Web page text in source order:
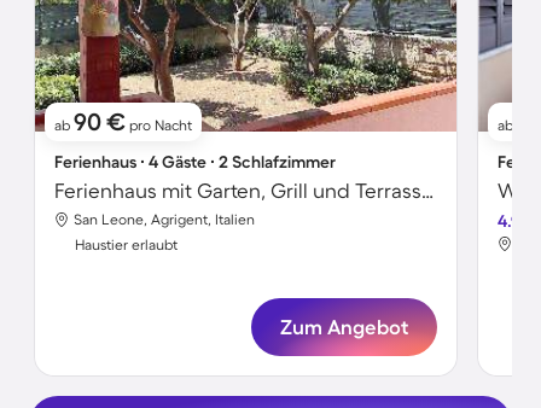
ab 90 € pro Nacht
Ferienhaus ∙ 4 Gäste ∙ 2 Schlafzimmer
Ferienhaus mit Garten, Grill und Terrasse | Gartenblick
San Leone, Agrigent, Italien
Haustier erlaubt
Zum Angebot
ab
4.9